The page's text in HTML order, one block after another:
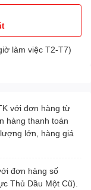
làm việc T2-T7)
với đơn hàng từ
hàng thanh toán
lớn, hàng giá
đơn hàng số
Thủ Dầu Một Cũ).